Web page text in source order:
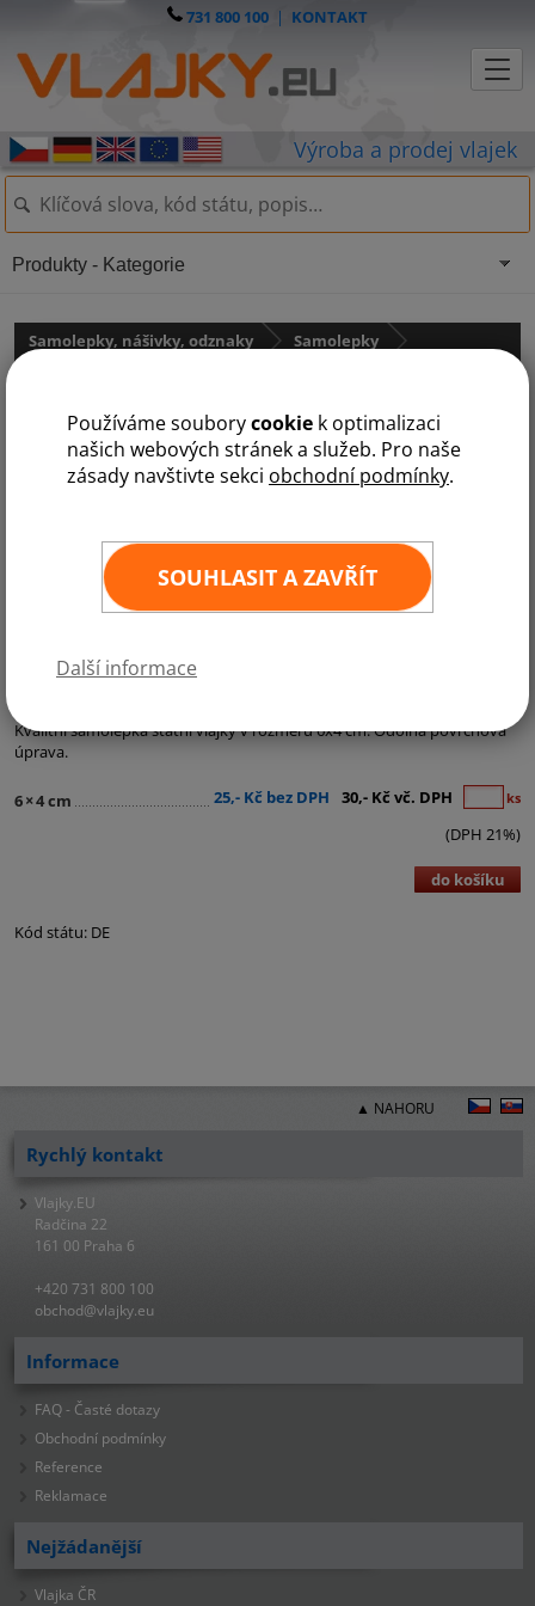
Používáme souborycookie k optimalizaci
našich webových stránek a služeb. Pro naše
zásady navštivte sekci obchodní podmínky.
SOUHLASIT A ZAVŘÍT
Další informace
731 800 100 | KONTAKT
Samolepky, nášivky, odznaky
Samolepky
Samolepka - vlajka Německo
Kategorie:Samolepky - státní vlajky
Kvalitní samolepka státní vlajky v rozměru 6x4 cm. Odolná povrchová
úprava.
6×4 cm 25,- Kč bez DPH 30,- Kč vč. DPH ks
(DPH 21%)
do košíku
Kód státu: DE
Produkty - Kategorie
▲ NAHORU
Rychlý kontakt
Vlajky.EU
Radčina 22
161 00 Praha 6
+420 731 800 100
obchod@vlajky.eu
Informace
FAQ - Časté dotazy
Obchodní podmínky
Reference
Reklamace
Nejžádanější
Vlajka ČR